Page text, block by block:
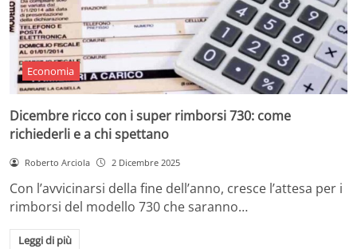
Economia
Dicembre ricco con i super rimborsi 730: come
richiederli e a chi spettano
Roberto Arciola 2 Dicembre 2025
Con l’avvicinarsi della fine dell’anno, cresce l’attesa per i
rimborsi del modello 730 che saranno…
Leggi di più